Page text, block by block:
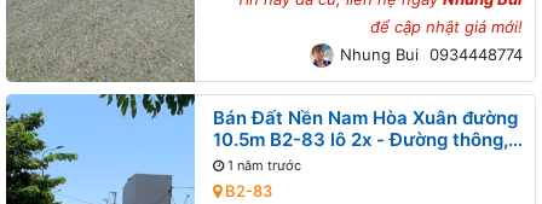
để cập nhật giá mới!
Nhung Bui 0934448774
Bán Đất Nền Nam Hòa Xuân đường
10.5m B2-83 lô 2x - Đường thông,
Gần đường Nguyễn Phước Lan
1 năm trước
B2-83